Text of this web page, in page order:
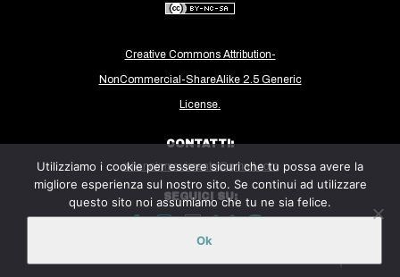
Creative Commons Attribution-
NonCommercial-ShareAlike 2.5 Generic
License.
CONTATTI:
milanoinmovimento@gmail.com
SEGUICI SU:
Utilizziamo i cookie per essere sicuri che tu possa avere la
migliore esperienza sul nostro sito. Se continui ad utilizzare
questo sito noi assumiamo che tu ne sia felice.
Ok